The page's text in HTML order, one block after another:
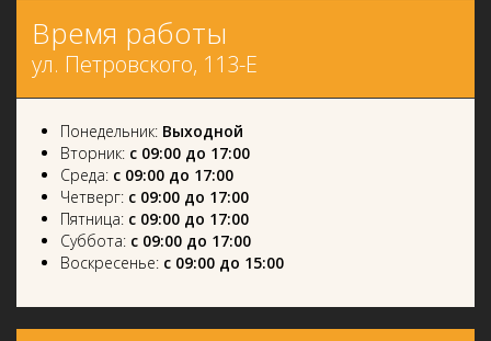
Время работы
ул. Петровского, 113-Е
Понедельник: Выходной
Вторник: с 09:00 до 17:00
Среда: с 09:00 до 17:00
Четверг: с 09:00 до 17:00
Пятница: с 09:00 до 17:00
Суббота: с 09:00 до 17:00
Воскресенье: с 09:00 до 15:00